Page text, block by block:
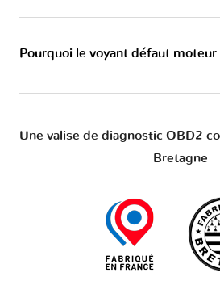
Pourquoi le voyant défaut moteur
Une valise de diagnostic OBD2
Bretagne